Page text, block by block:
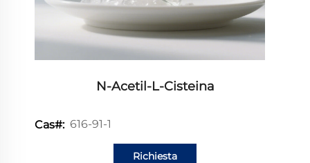
N-Acetil-L-Cisteina
Cas#: 616-91-1
Richiesta